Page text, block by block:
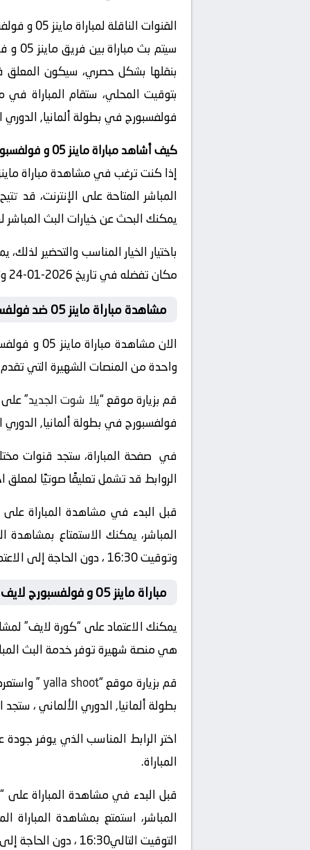
القنوات الناقلة لمباراة ماينز 05 و فولفسبورج
فولفسبورج في بطولة ألمانيا, الدوري
كيف أشاهد مباراة ماينز 05 و فولفسبورج بث مباشر
المباشر المتاحة على الإنترنت، قد
يمكنك البحث عن خيارات البث المباشر
مكان تفضله في تاريخ 2026-01-24 وتوقيت 18:00، دون الحاجة للذهاب إلى الملعب.
مشاهدة مباراة ماينز 05 ضد فولفسبورج
الان مشاهدة مباراة ماينز 05 و فولفسبورج بث مباشر عبر موقع
واحدة من المنصات الشهيرة التي تقدم
قم بزيارة موقع “يلا شوت الجديد
فولفسبورج في بطولة ألمانيا, الدوري
في صفحة المباراة، ستجد قنوات
الروابط قد تشمل تعليقًا صوتيًا
قبل البدء في مشاهدة المباراة على
وتوقيت 16:30 ، دون الحاجة إلى الاعتماد على التلفزيون العادي أو الذهاب إلى الملعب.
مباراة ماينز 05 و فولفسبورج لايف
يمكنك الاعتماد على “كورة لايف” لمشاهدة مباراة ماينز 05 و فولفسبورج بث مباشر عبر
هي منصة شهيرة توفر خدمة البث
قم بزيارة موقع “yalla shoot
بطولة ألمانيا, الدوري الألماني ،
اختر الرابط المناسب الذي يوفر
المباراة.
قبل البدء في مشاهدة المباراة
التوقيت التالي16:30 ، دون الحاجة إلى التلفزيون العادي أو الحضور إلى الملعب.